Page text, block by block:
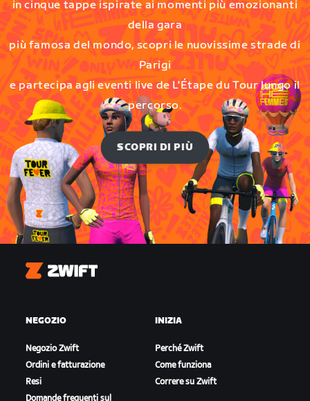
in cinque tappe ispirate ai momenti più emozionanti
della gara
più famosa del mondo, scopri le nuovissime strade di
Parigi
e partecipa agli eventi live de L'Étape du Tour lungo il
percorso.
SCOPRI DI PIÙ
Zwift
NEGOZIO
Negozio Zwift
Ordini e fatturazione
Resi
Domande frequenti sul
INIZIA
Perché Zwift
Come funziona
Correre su Zwift